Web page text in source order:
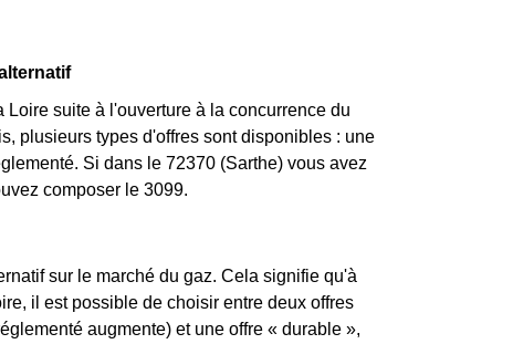
suite à l'ouverture à la concurrence du
plusieurs types d'offres sont disponibles : une
Si dans le 72370 (Sarthe) vous avez
composer le 3099.
sur le marché du gaz. Cela signifie qu'à
il est possible de choisir entre deux offres
augmente) et une offre « durable »,